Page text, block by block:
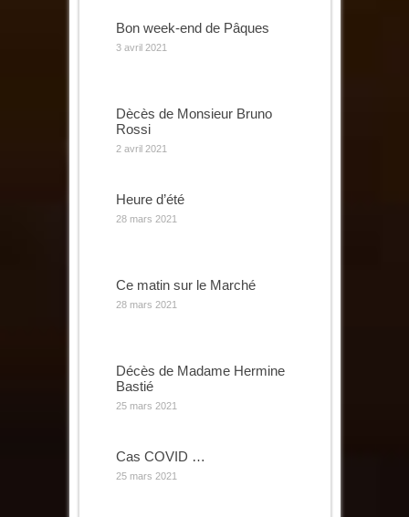
Bon week-end de Pâques
3 avril 2021
Dècès de Monsieur Bruno
Rossi
2 avril 2021
Heure d’été
28 mars 2021
Ce matin sur le Marché
28 mars 2021
Décès de Madame Hermine
Bastié
25 mars 2021
Cas COVID …
25 mars 2021